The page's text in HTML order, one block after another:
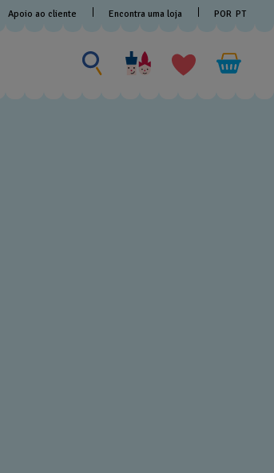
Apoio ao cliente Encontra uma loja POR PT
Procurar
por
algo